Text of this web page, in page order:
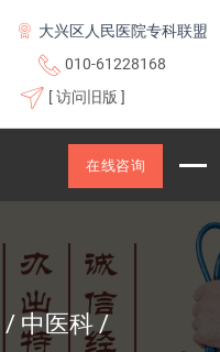
大兴区人民医院专科联盟及
010-61228168
[ 访问旧版 ]
在线咨询
中医科